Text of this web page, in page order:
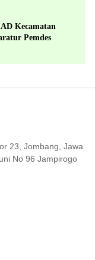
Kecamatan
Pemdes
23, Jombang, Jawa
No 96 Jampirogo